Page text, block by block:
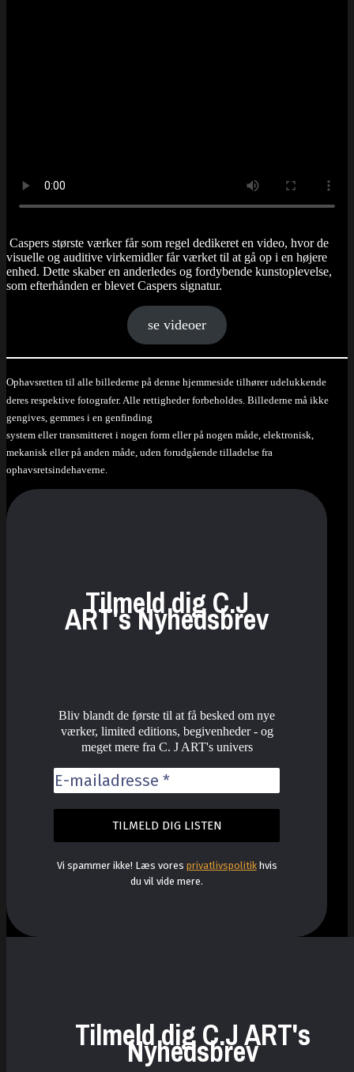
Caspers største værker får som regel dedikeret en video, hvor de
visuelle og auditive virkemidler får værket til at gå op i en højere
enhed. Dette skaber en anderledes og fordybende kunstoplevelse,
som efterhånden er blevet Caspers signatur.
se videoer
Ophavsretten til alle billederne på denne hjemmeside tilhører udelukkende
deres respektive fotografer. Alle rettigheder forbeholdes. Billederne må ikke
gengives, gemmes i en genfinding
system eller transmitteret i nogen form eller på nogen måde, elektronisk,
mekanisk eller på anden måde, uden forudgående tilladelse fra
ophavsretsindehaverne.
Tilmeld dig C.J
ART's Nyhedsbrev
Bliv blandt de første til at få besked om nye
værker, limited editions, begivenheder - og
meget mere fra C. J ART's univers
Vi spammer ikke! Læs vores privatlivspolitikhvis
du vil vide mere.
Tilmeld dig C.J ART's
Nyhedsbrev